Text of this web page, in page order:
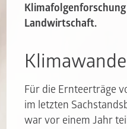
Landwirtschaft.
Für die Ernteerträge
im letzten
war vor einem Jahr